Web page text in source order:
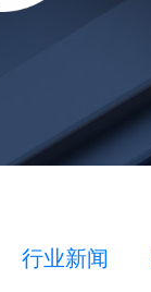
行业新闻